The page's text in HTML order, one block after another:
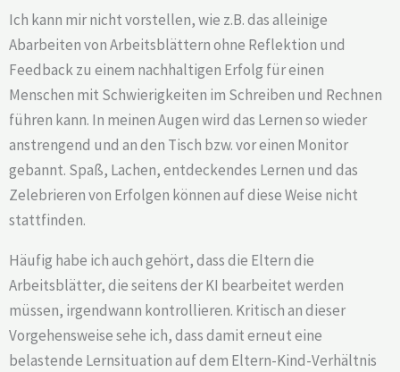
Ich kann mir nicht vorstellen, wie z.B. das alleinige
Abarbeiten von Arbeitsblättern ohne Reflektion und
Feedback zu einem nachhaltigen Erfolg für einen
Menschen mit Schwierigkeiten im Schreiben und Rechnen
führen kann. In meinen Augen wird das Lernen so wieder
anstrengend und an den Tisch bzw. vor einen Monitor
gebannt. Spaß, Lachen, entdeckendes Lernen und das
Zelebrieren von Erfolgen können auf diese Weise nicht
stattfinden.
Häufig habe ich auch gehört, dass die Eltern die
Arbeitsblätter, die seitens der KI bearbeitet werden
müssen, irgendwann kontrollieren. Kritisch an dieser
Vorgehensweise sehe ich, dass damit erneut eine
belastende Lernsituation auf dem Eltern-Kind-Verhältnis